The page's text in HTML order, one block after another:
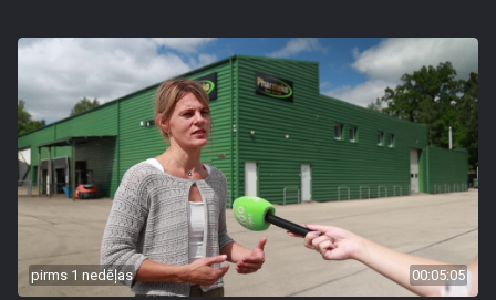
pirms 1 nedēļas 00:05:05